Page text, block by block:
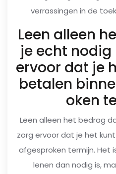
verrassingen in de
Leen alleen
je echt nodig
ervoor dat je
betalen
oken
Leen alleen het bedrag
zorg ervoor dat je het
afgesproken termijn. Het
lenen dan nodig is,